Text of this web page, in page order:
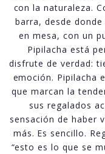
con la naturaleza.
barra, desde
en mesa, con un
Pipilacha está
disfrute de verdad:
emoción. Pipilacha
que marcan la
sus regalados
sensación de haber
más. Es sencillo.
“esto es lo que se